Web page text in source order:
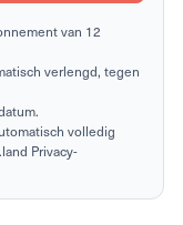
van 12
verlengd, tegen
volledig
Privacy-